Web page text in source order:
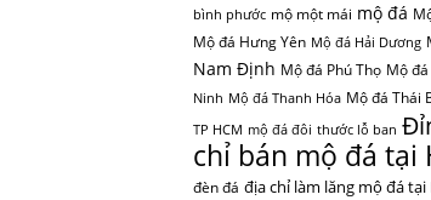
bình phước mộ một mái mộ đá
Mộ đá Hưng Yên Mộ đá Hải Dương
Nam Định Mộ đá Phú Thọ Mộ
Ninh Mộ đá Thanh Hóa Mộ đá Thái
TP HCM mộ đá đôi thước lỗ ban
chỉ bán mộ đá tại
đèn đá địa chỉ làm lăng mộ đá tại